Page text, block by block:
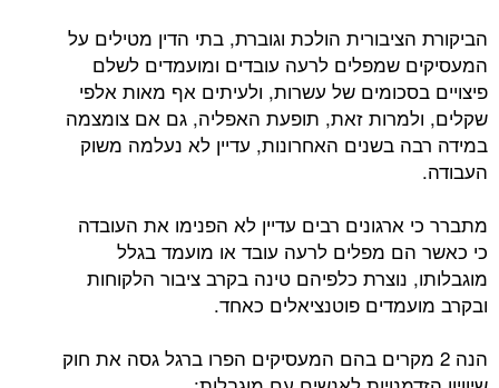
הביקורת הציבורית הולכת וגוברת, בתי הדין מטילים על
המעסיקים שמפלים לרעה עובדים ומועמדים לשלם
פיצויים בסכומים של עשרות, ולעיתים אף מאות אלפי
שקלים, ולמרות זאת, תופעת האפליה, גם אם צומצמה
במידה רבה בשנים האחרונות, עדיין לא נעלמה משוק
העבודה.
מתברר כי ארגונים רבים עדיין לא הפנימו את העובדה
כי כאשר הם מפלים לרעה עובד או מועמד בגלל
מוגבלותו, נוצרת כלפיהם טינה בקרב ציבור הלקוחות
ובקרב מועמדים פוטנציאלים כאחד.
הנה 2 מקרים בהם המעסיקים הפרו ברגל גסה את חוק